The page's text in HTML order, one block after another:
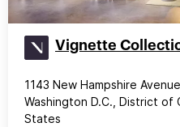
Vignette
1143 New Hampshire
Washington D.C., District of
States